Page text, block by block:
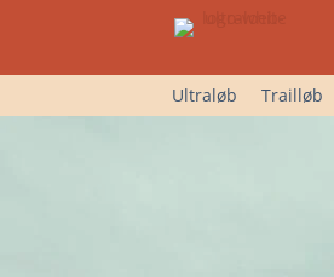
Ultraløb Trailløb